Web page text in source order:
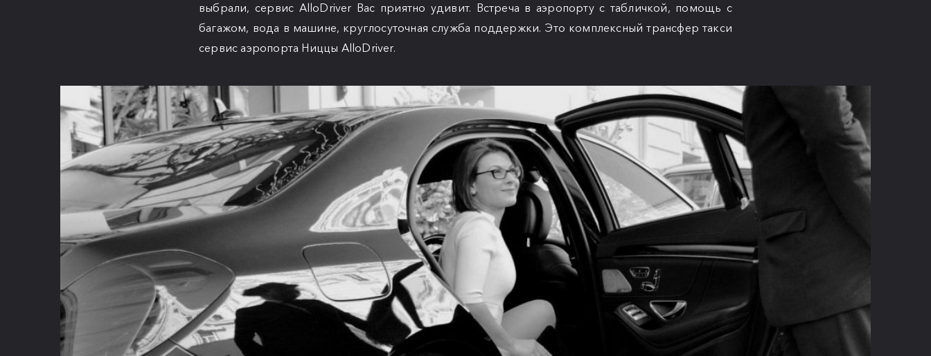
выбрали, сервис AlloDriver Вас приятно удивит. Встреча в аэропорту с табличкой, помощь с
багажом, вода в машине, круглосуточная служба поддержки. Это комплексный трансфер такси
сервис аэропорта Ниццы AlloDriver.